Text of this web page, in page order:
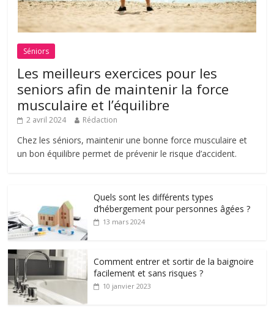
Séniors
Les meilleurs exercices pour les
seniors afin de maintenir la force
musculaire et l’équilibre
2 avril 2024 Rédaction
Chez les séniors, maintenir une bonne force musculaire et
un bon équilibre permet de prévenir le risque d’accident.
Quels sont les différents types
d’hébergement pour personnes âgées ?
13 mars 2024
Comment entrer et sortir de la baignoire
facilement et sans risques ?
10 janvier 2023